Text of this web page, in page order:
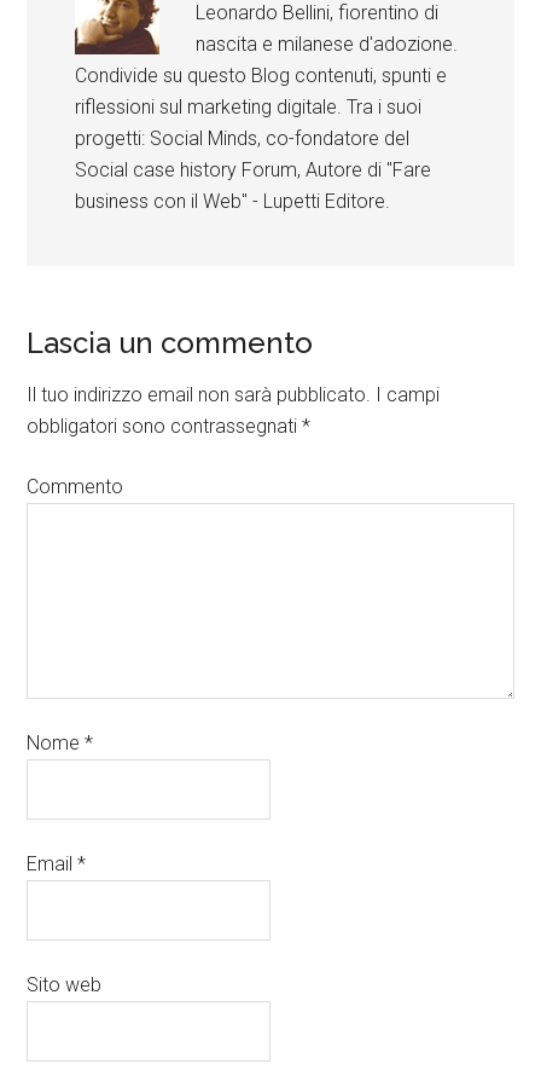
Leonardo Bellini, fiorentino di
nascita e milanese d'adozione.
Condivide su questo Blog contenuti, spunti e
riflessioni sul marketing digitale. Tra i suoi
progetti: Social Minds, co-fondatore del
Social case history Forum, Autore di "Fare
business con il Web" - Lupetti Editore.
Lascia un commento
Il tuo indirizzo email non sarà pubblicato. I campi
obbligatori sono contrassegnati*
Commento
Nome*
Email*
Sito web